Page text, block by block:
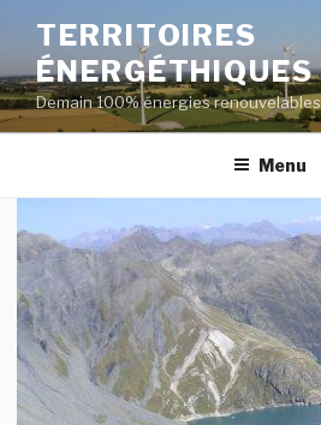
contenu
principal
TERRITOIRES
ÉNERGÉTHIQUES
Demain 100% énergies renouvelables
Menu